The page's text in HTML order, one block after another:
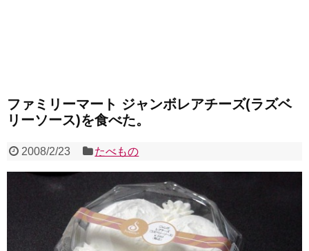
ファミリーマート ジャンボレアチーズ(ラズベ
リーソース)を食べた。
2008/2/23 たべもの